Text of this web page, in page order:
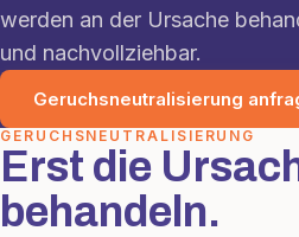
werden an der Ursache
und nachvollziehbar.
Geruchsneutralisierung
GERUCHSNEUTRALISIERUNG
Erst die
behandeln.